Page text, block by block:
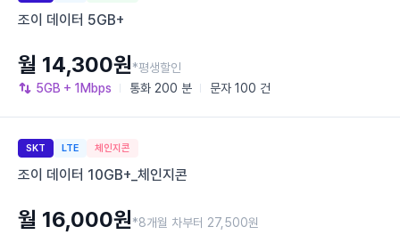
조이 데이터 5GB+
5GB + 1Mbps 통화 200 분 문자 100 건
월 14,300원*평생할인
SKT LTE 체인지콘
조이 데이터 10GB+_체인지콘
월 16,000원*8개월 차부터 27,500원